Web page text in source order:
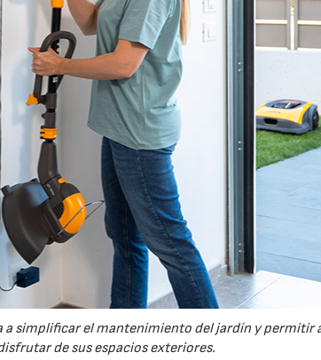
simplificar el mantenimiento del jardín y permitir
de sus espacios exteriores.